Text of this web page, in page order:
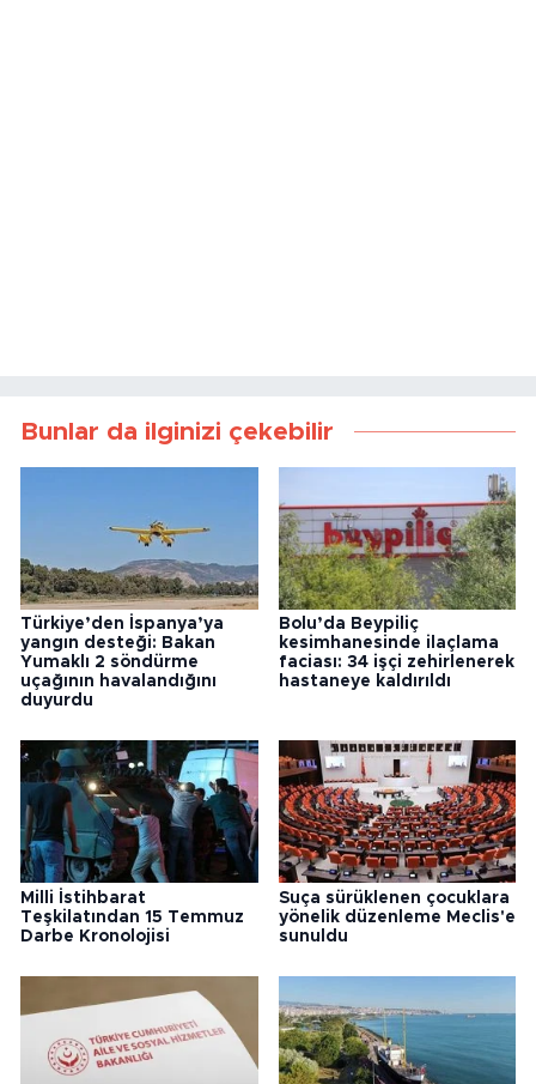
Bunlar da ilginizi çekebilir
Türkiye’den İspanya’ya
yangın desteği: Bakan
Yumaklı 2 söndürme
uçağının havalandığını
duyurdu
Bolu’da Beypiliç
kesimhanesinde ilaçlama
faciası: 34 işçi zehirlenerek
hastaneye kaldırıldı
Milli İstihbarat
Teşkilatından 15 Temmuz
Darbe Kronolojisi
Suça sürüklenen çocuklara
yönelik düzenleme Meclis'e
sunuldu